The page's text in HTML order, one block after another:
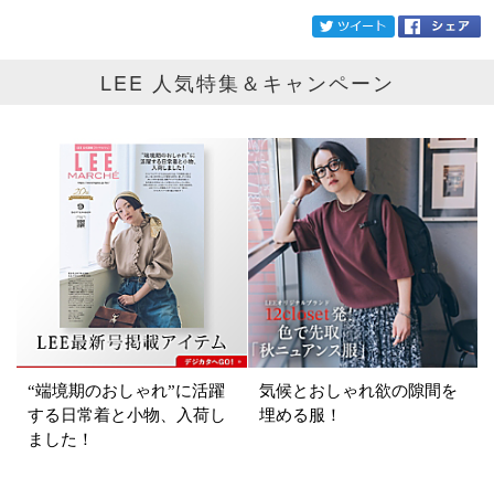
カテゴリ
掲載雑誌
LEE 人気特集＆キャンペーン
“端境期のおしゃれ”に活躍
する日常着と小物、入荷し
ました！
気候とおしゃれ欲の隙間を
埋める服！